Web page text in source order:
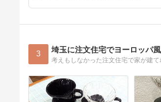
3 埼玉に注文住宅でヨーロッパ